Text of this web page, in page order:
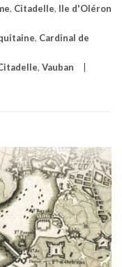
, Citadelle, Ile d'Oléron
, Cardinal de
, Vauban